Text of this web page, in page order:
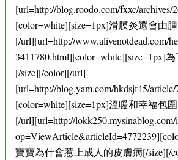
[url=http://blog.roodo.com/fxxc/archives/
[color=white][size=1px]滑膜炎還會由
[/url][url=http://www.alivenotdead.com/
3411780.html][color=white][size=1px]
[/size][/color][/url]
[url=http://blog.yam.com/hkdsjf45/
[color=white][size=1px]溫暖和幸福包
[/url][url=http://lokk250.mysinablog.com/
寶寶為什會惹上成人的皮膚病[/size][/